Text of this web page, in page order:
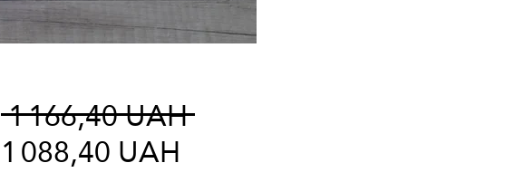
1 166,40 UAH Prix
1 088,40 UAH